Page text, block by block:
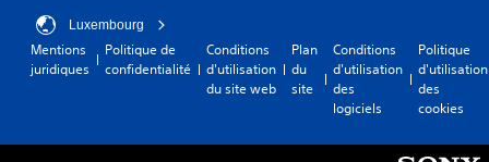
Luxembourg
Mentions
juridiques
Politique de
confidentialité
Conditions
d'utilisation
du site web
Plan
du
site
Conditions
d'utilisation
des
logiciels
Politique
d'utilisation
des
cookies